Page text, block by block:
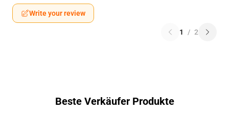
Write your review
1 / 2
Beste Verkäufer Produkte